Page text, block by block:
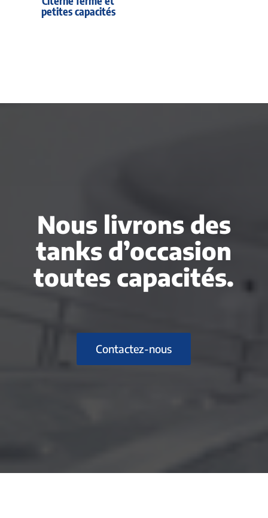
petites capacités
Nous livrons des
tanks d’occasion
toutes capacités.
Contactez-nous